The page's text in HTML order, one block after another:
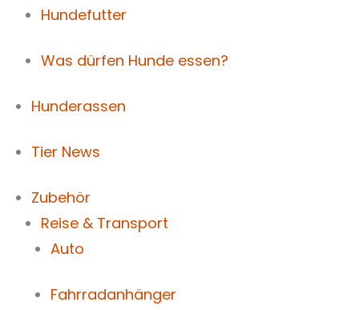
Hundefutter
Was dürfen Hunde essen?
Hunderassen
Tier News
Zubehör
Reise & Transport
Auto
Fahrradanhänger